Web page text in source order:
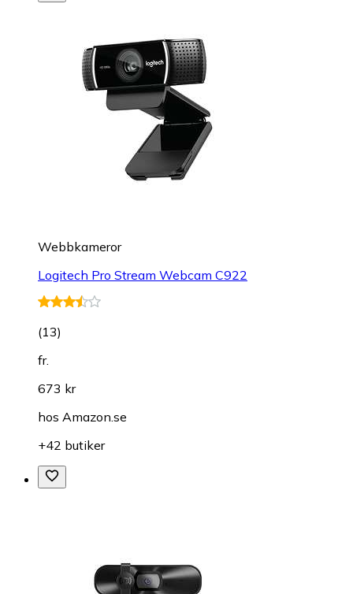
Webbkameror
Logitech Pro Stream Webcam C922
(13)
fr.
673 kr
hos Amazon.se
+42 butiker